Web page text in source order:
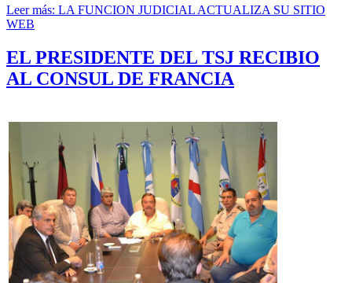
Leer más: LA FUNCION JUDICIAL ACTUALIZA SU SITIO
WEB
EL PRESIDENTE DEL TSJ RECIBIO
AL CONSUL DE FRANCIA